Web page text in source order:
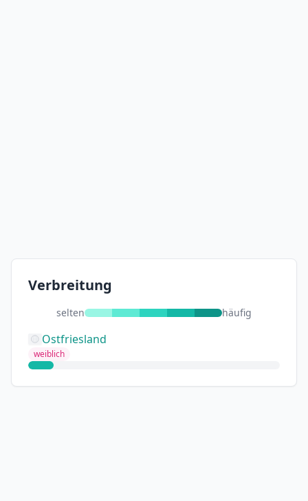
Verbreitung
selten häufig
Ostfriesland
weiblich